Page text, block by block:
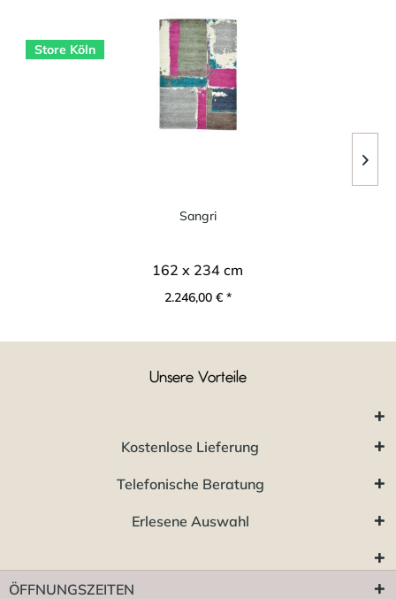
Store Köln
Sangri
162 x 234 cm
2.246,00 € *
Unsere Vorteile
Kostenlose Lieferung
Telefonische Beratung
Erlesene Auswahl
ÖFFNUNGSZEITEN